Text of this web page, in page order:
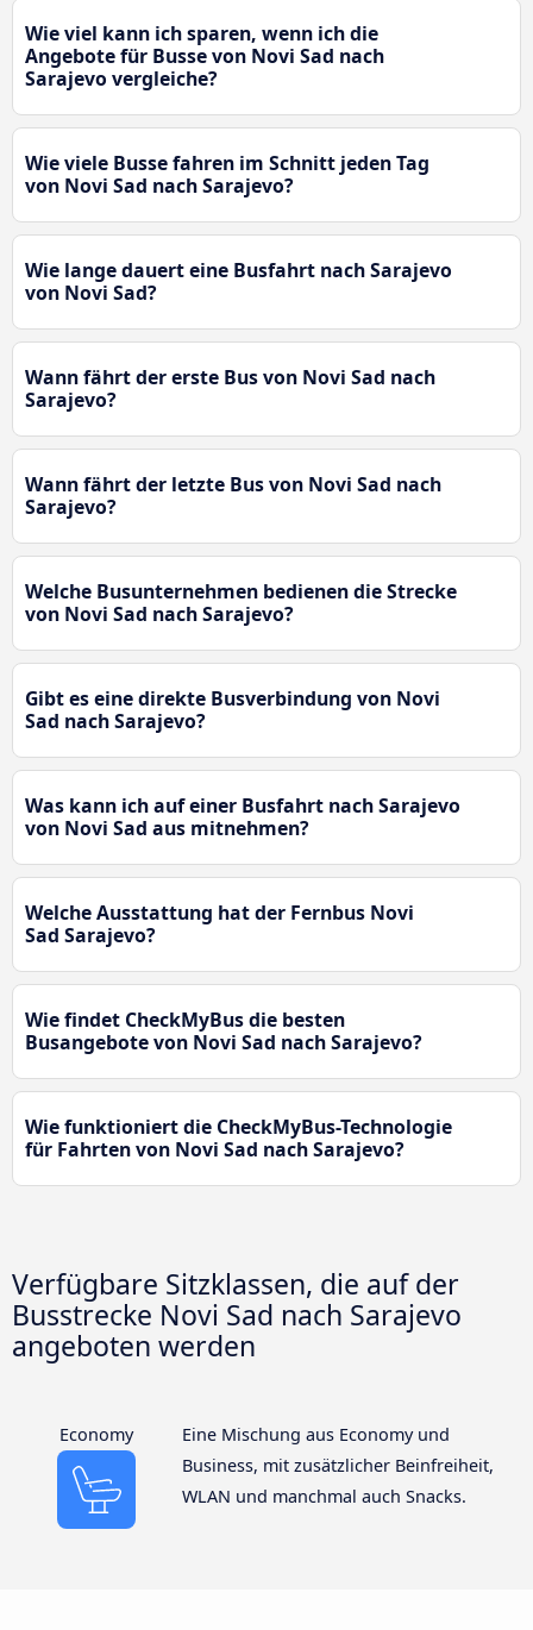
Wie viel kann ich sparen, wenn ich die
Angebote für Busse von Novi Sad nach
Sarajevo vergleiche?
Wie viele Busse fahren im Schnitt jeden Tag
von Novi Sad nach Sarajevo?
Wie lange dauert eine Busfahrt nach Sarajevo
von Novi Sad?
Wann fährt der erste Bus von Novi Sad nach
Sarajevo?
Wann fährt der letzte Bus von Novi Sad nach
Sarajevo?
Welche Busunternehmen bedienen die Strecke
von Novi Sad nach Sarajevo?
Gibt es eine direkte Busverbindung von Novi
Sad nach Sarajevo?
Was kann ich auf einer Busfahrt nach Sarajevo
von Novi Sad aus mitnehmen?
Welche Ausstattung hat der Fernbus Novi
Sad Sarajevo?
Wie findet CheckMyBus die besten
Busangebote von Novi Sad nach Sarajevo?
Wie funktioniert die CheckMyBus-Technologie
für Fahrten von Novi Sad nach Sarajevo?
Verfügbare Sitzklassen, die auf der
Busstrecke Novi Sad nach Sarajevo
angeboten werden
Economy
Eine Mischung aus Economy und
Business, mit zusätzlicher Beinfreiheit,
WLAN und manchmal auch Snacks.